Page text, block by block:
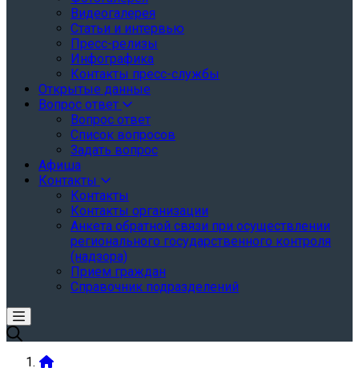
Видеогалерея
Статьи и интервью
Пресс-релизы
Инфографика
Контакты пресс-службы
Открытые данные
Вопрос ответ
Вопрос ответ
Список вопросов
Задать вопрос
Афиша
Контакты
Контакты
Контакты организации
Анкета обратной связи при осуществлении
регионального государственного контроля
(надзора)
Прием граждан
Справочник подразделений